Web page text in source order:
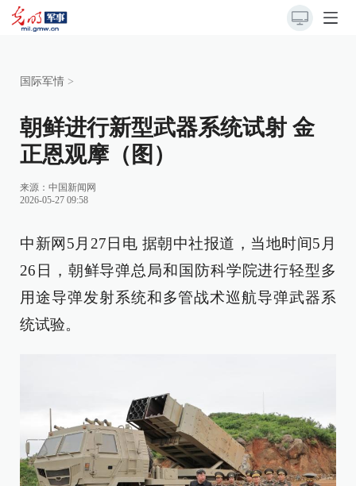
国际军情 >
朝鲜进行新型武器系统试射 金
正恩观摩（图）
来源： 中国新闻网
2026-05-27 09:58
中新网5月27日电 据朝中社报道，当地时间5月
26日，朝鲜导弹总局和国防科学院进行轻型多
用途导弹发射系统和多管战术巡航导弹武器系
统试验。